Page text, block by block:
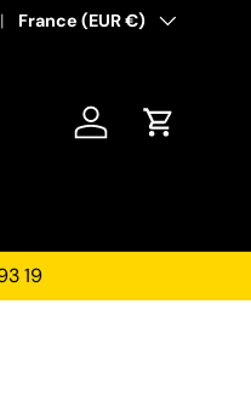
Pays
France (EUR €)
Se connecter
Panier
19